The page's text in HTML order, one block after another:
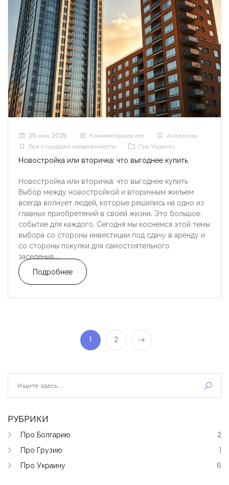
25 мая, 2025 Комментариев нет
Аналитика
Все о продаже недвижимости
Про Украину
Новостройка или вторичка: что выгоднее купить
Новостройка или вторичка: что выгоднее купить
Выбор между новостройкой и вторичным жильем
всегда волнует людей, которые решились на одно из
главных приобретений в своей жизни. Это большое
событие для каждого. Сегодня мы коснемся этой темы
выбора со стороны инвестиции под сдачу в аренду и
со стороны покупки для самостоятельного
заселения....
Подробнее
1 2
РУБРИКИ
Про Болгарию
2
Про Грузию
1
Про Украину
6